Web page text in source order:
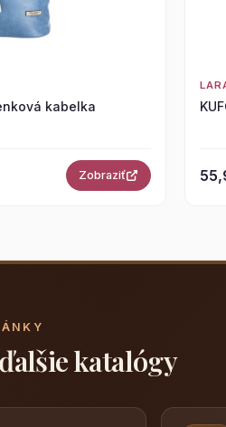
kabelka
Zobraziť
katalógy